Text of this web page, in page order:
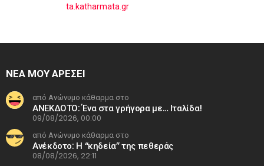
ΝΕΑ ΜΟΥ ΑΡΕΣΕΙ
από Ανώνυμο κάθαρμα στο
ΑΝΕΚΔΟΤΟ: Ένα στα γρήγορα με… Ιταλίδα!
09/08/2026, 00:00
από Ανώνυμο κάθαρμα στο
Ανέκδοτο: Η “κηδεία” της πεθεράς
08/08/2026, 22:11